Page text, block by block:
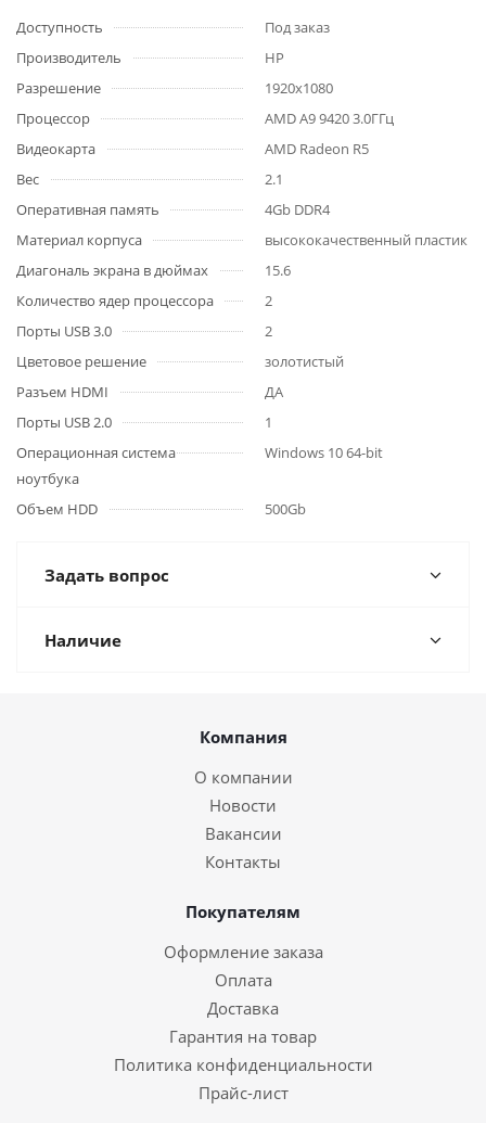
Доступность
Под заказ
Производитель
HP
Разрешение
1920x1080
Процессор
AMD A9 9420 3.0ГГц
Видеокарта
AMD Radeon R5
Вес
2.1
Оперативная память
4Gb DDR4
Материал корпуса
высококачественный пластик
Диагональ экрана в дюймах
15.6
Количество ядер процессора
2
Порты USB 3.0
2
Цветовое решение
золотистый
Разъем HDMI
ДА
Порты USB 2.0
1
Операционная система
ноутбука
Windows 10 64-bit
Объем HDD 500Gb
Задать вопрос
Наличие
Компания
О компании
Новости
Вакансии
Контакты
Покупателям
Оформление заказа
Оплата
Доставка
Гарантия на товар
Политика конфиденциальности
Прайс-лист